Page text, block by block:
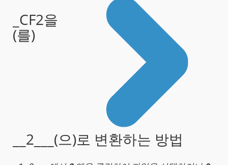
_CF2을
(를)
__2___(으)로 변환하는 방법